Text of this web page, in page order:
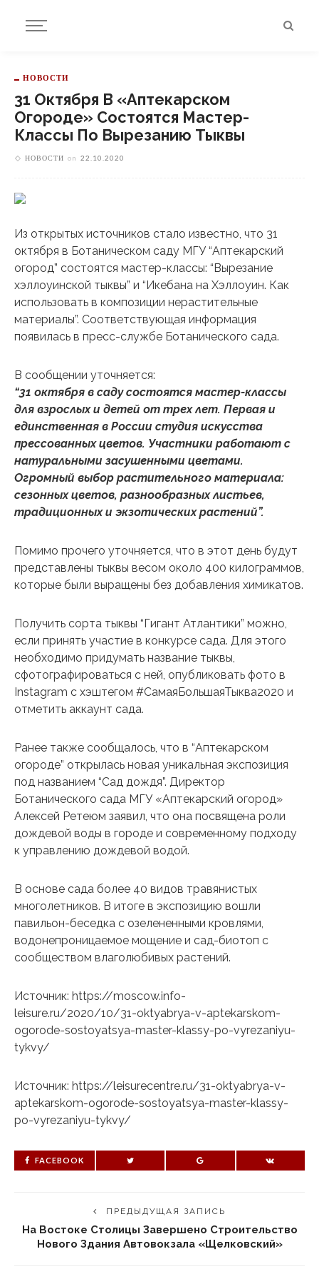
НОВОСТИ
31 Октября В «Аптекарском
Огороде» Состоятся Мастер-
Классы По Вырезанию Тыквы
НОВОСТИ on 22.10.2020
Из открытых источников стало известно, что 31
октября в Ботаническом саду МГУ “Аптекарский
огород” состоятся мастер-классы: “Вырезание
хэллоуинской тыквы” и “Икебана на Хэллоуин. Как
использовать в композиции нерастительные
материалы”. Соответствующая информация
появилась в пресс-службе Ботанического сада.
В сообщении уточняется:
“31 октября в саду состоятся мастер-классы
для взрослых и детей от трех лет. Первая и
единственная в России студия искусства
прессованных цветов. Участники работают с
натуральными засушенными цветами.
Огромный выбор растительного материала:
сезонных цветов, разнообразных листьев,
традиционных и экзотических растений”.
Помимо прочего уточняется, что в этот день будут
представлены тыквы весом около 400 килограммов,
которые были выращены без добавления химикатов.
Получить сорта тыквы “Гигант Атлантики” можно,
если принять участие в конкурсе сада. Для этого
необходимо придумать название тыквы,
сфотографироваться с ней, опубликовать фото в
Instagram с хэштегом #СамаяБольшаяТыква2020 и
отметить аккаунт сада.
Ранее также сообщалось, что в “Аптекарском
огороде” открылась новая уникальная экспозиция
под названием “Сад дождя”. Директор
Ботанического сада МГУ «Аптекарский огород»
Алексей Ретеюм заявил, что она посвящена роли
дождевой воды в городе и современному подходу
к управлению дождевой водой.
В основе сада более 40 видов травянистых
многолетников. В итоге в экспозицию вошли
павильон-беседка с озелененными кровлями,
водонепроницаемое мощение и сад-биотоп с
сообществом влаголюбивых растений.
Источник: https://moscow.info-
leisure.ru/2020/10/31-oktyabrya-v-aptekarskom-
ogorode-sostoyatsya-master-klassy-po-vyrezaniyu-
tykvy/
Источник: https://leisurecentre.ru/31-oktyabrya-v-
aptekarskom-ogorode-sostoyatsya-master-klassy-
po-vyrezaniyu-tykvy/
FACEBOOK
ПРЕДЫДУЩАЯ ЗАПИСЬ
На Востоке Столицы Завершено Строительство
Нового Здания Автовокзала «Щелковский»